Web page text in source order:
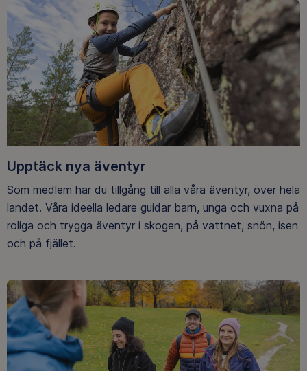
Upptäck nya äventyr
Som medlem har du tillgång till alla våra äventyr, över hela
landet. Våra ideella ledare guidar barn, unga och vuxna på
roliga och trygga äventyr i skogen, på vattnet, snön, isen
och på fjället.